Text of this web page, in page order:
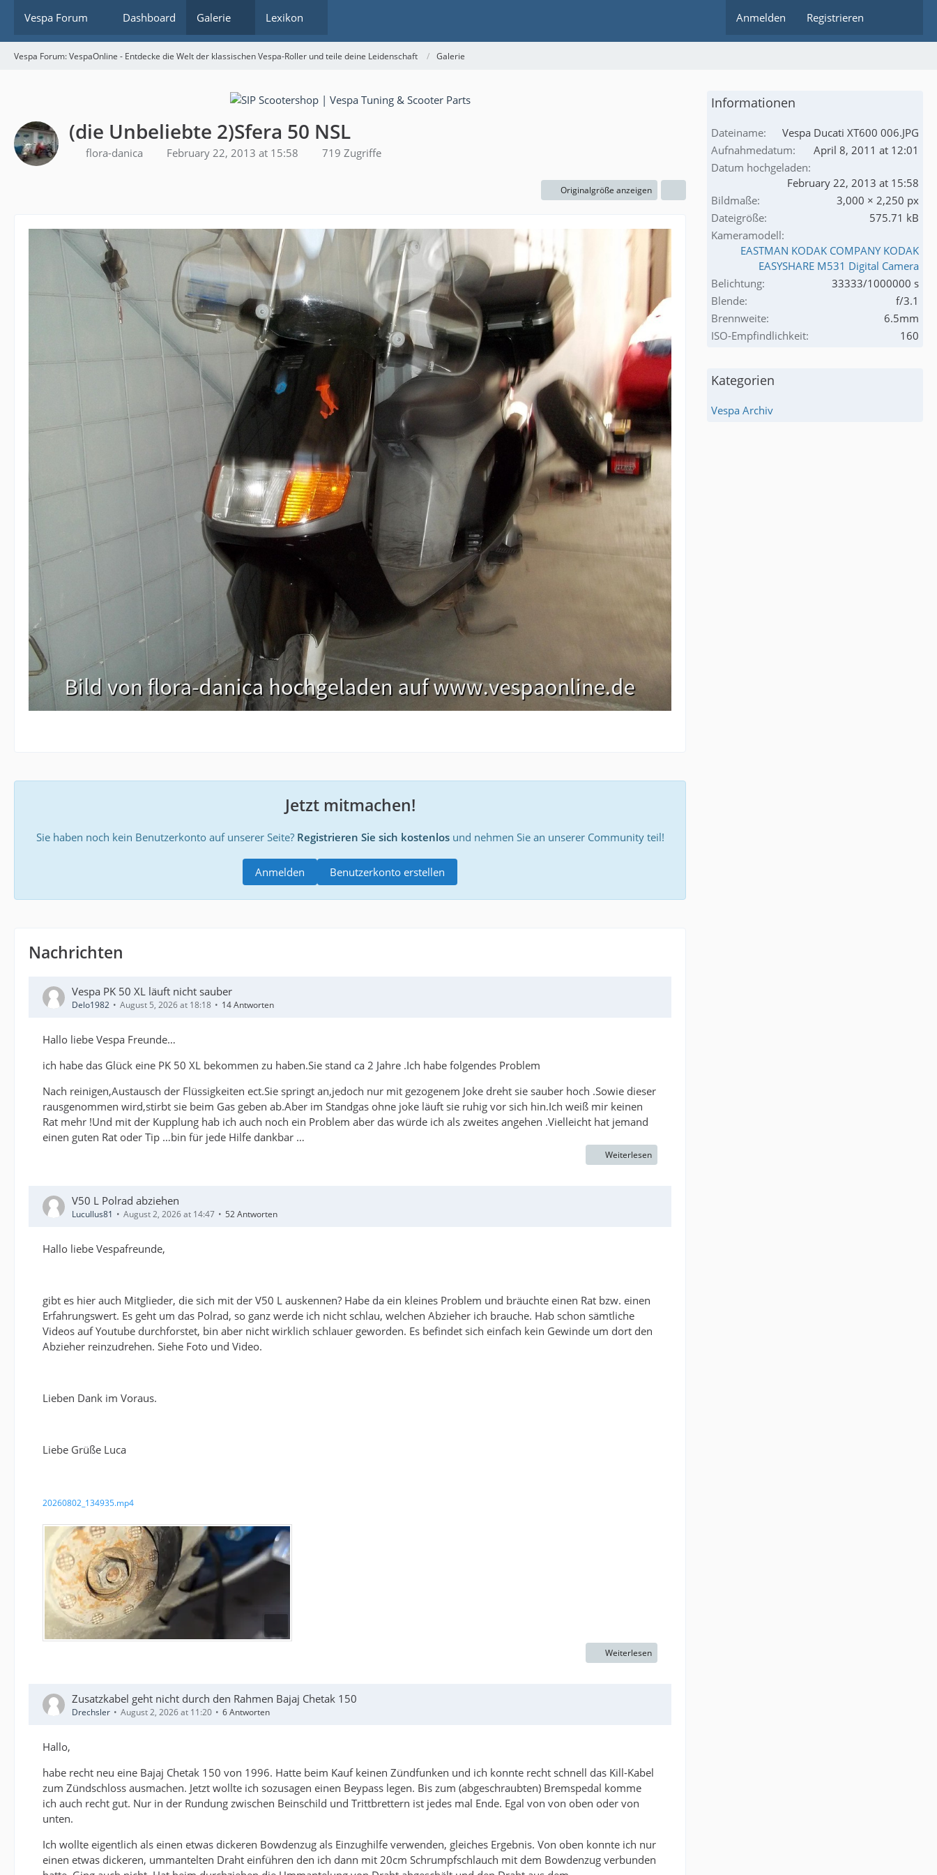
Vespa Forum Dashboard Galerie Lexikon Anmelden Registrieren
Vespa Forum: VespaOnline - Entdecke die Welt der klassischen Vespa-Roller und teile deine Leidenschaft Galerie
(die Unbeliebte 2)Sfera 50 NSL
flora-danica February 22, 2013 at 15:58 719 Zugriffe
Originalgröße anzeigen
Jetzt mitmachen!
Sie haben noch kein Benutzerkonto auf unserer Seite? Registrieren Sie sich kostenlosund nehmen Sie an unserer Community teil!
Benutzerkonto erstellen
Anmelden
Nachrichten
Vespa PK 50 XL läuft nicht sauber
Delo1982 August 5, 2026 at 18:18 14 Antworten
Hallo liebe Vespa Freunde…
ich habe das Glück eine PK 50 XL bekommen zu haben.Sie stand ca 2 Jahre .Ich habe folgendes Problem
Nach reinigen,Austausch der Flüssigkeiten ect.Sie springt an,jedoch nur mit gezogenem Joke dreht sie sauber hoch .Sowie dieser
rausgenommen wird,stirbt sie beim Gas geben ab.Aber im Standgas ohne joke läuft sie ruhig vor sich hin.Ich weiß mir keinen
Rat mehr !Und mit der Kupplung hab ich auch noch ein Problem aber das würde ich als zweites angehen .Vielleicht hat jemand
einen guten Rat oder Tip …bin für jede Hilfe dankbar …
Weiterlesen
V50 L Polrad abziehen
Lucullus81 August 2, 2026 at 14:47 52 Antworten
Hallo liebe Vespafreunde,
gibt es hier auch Mitglieder, die sich mit der V50 L auskennen? Habe da ein kleines Problem und bräuchte einen Rat bzw. einen
Erfahrungswert. Es geht um das Polrad, so ganz werde ich nicht schlau, welchen Abzieher ich brauche. Hab schon sämtliche
Videos auf Youtube durchforstet, bin aber nicht wirklich schlauer geworden. Es befindet sich einfach kein Gewinde um dort den
Abzieher reinzudrehen. Siehe Foto und Video.
Lieben Dank im Voraus.
Liebe Grüße Luca
20260802_134935.mp4
Weiterlesen
Zusatzkabel geht nicht durch den Rahmen Bajaj Chetak 150
Drechsler August 2, 2026 at 11:20 6 Antworten
Hallo,
habe recht neu eine Bajaj Chetak 150 von 1996. Hatte beim Kauf keinen Zündfunken und ich konnte recht schnell das Kill-Kabel
zum Zündschloss ausmachen. Jetzt wollte ich sozusagen einen Beypass legen. Bis zum (abgeschraubten) Bremspedal komme
ich auch recht gut. Nur in der Rundung zwischen Beinschild und Trittbrettern ist jedes mal Ende. Egal von von oben oder von
unten.
Ich wollte eigentlich als einen etwas dickeren Bowdenzug als Einzughilfe verwenden, gleiches Ergebnis. Von oben konnte ich nur
einen etwas dickeren, ummantelten Draht einführen den ich dann mit 20cm Schrumpfschlauch mit dem Bowdenzug verbunden
Informationen
Dateiname
Vespa Ducati XT600 006.JPG
Aufnahmedatum
April 8, 2011 at 12:01
Datum hochgeladen
February 22, 2013 at 15:58
Bildmaße
3,000 × 2,250 px
Dateigröße
575.71 kB
Kameramodell
EASTMAN KODAK COMPANY KODAK
EASYSHARE M531 Digital Camera
Belichtung
33333/1000000 s
Blende
f/3.1
Brennweite
6.5mm
ISO-Empfindlichkeit
160
Kategorien
Vespa Archiv